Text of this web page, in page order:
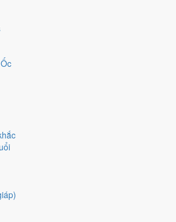
hay xấu cho việc gì?
từng việc chênh nhau như bảng dưới.